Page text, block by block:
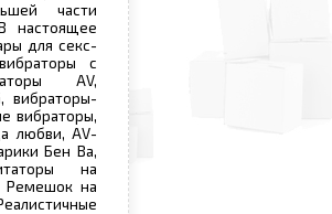
части
настоящее
для секс-
с
AV,
вибраторы-
вибраторы,
любви, AV-
Бен Ва,
на
Ремешок на